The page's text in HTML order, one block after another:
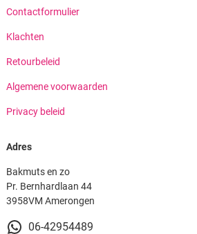
Contactformulier
Klachten
Retourbeleid
Algemene voorwaarden
Privacy beleid
Adres
Bakmuts en zo
Pr. Bernhardlaan 44
3958VM Amerongen
06-42954489